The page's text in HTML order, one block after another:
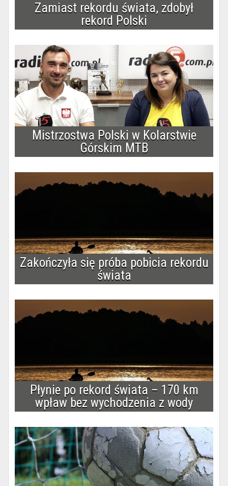
Zamiast rekordu świata, zdobył
rekord Polski
Mistrzostwa Polski w Kolarstwie
Górskim MTB
Zakończyła się próba pobicia rekordu
świata
Płynie po rekord świata – 170 km
wpław bez wychodzenia z wody